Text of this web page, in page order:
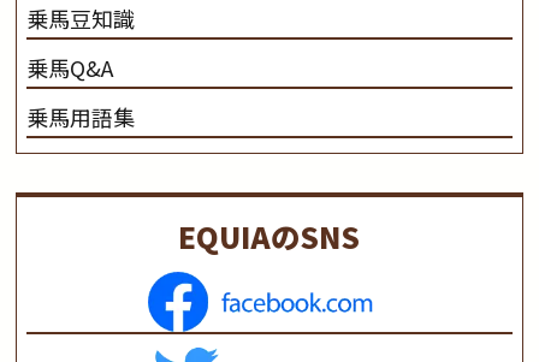
乗馬豆知識
乗馬Q&A
乗馬用語集
EQUIAのSNS